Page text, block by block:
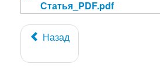
Статья_PDF.pdf
Назад